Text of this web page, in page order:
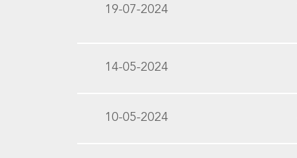
19-07-2024
14-05-2024
10-05-2024